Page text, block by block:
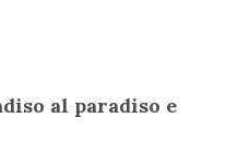
al paradiso e